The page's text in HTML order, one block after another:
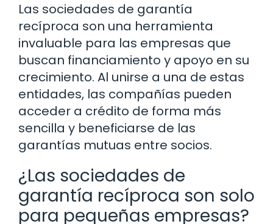
Las sociedades de garantía
recíproca son una herramienta
invaluable para las empresas que
buscan financiamiento y apoyo en su
crecimiento. Al unirse a una de estas
entidades, las compañías pueden
acceder a crédito de forma más
sencilla y beneficiarse de las
garantías mutuas entre socios.
¿Las sociedades de
garantía recíproca son solo
para pequeñas empresas?